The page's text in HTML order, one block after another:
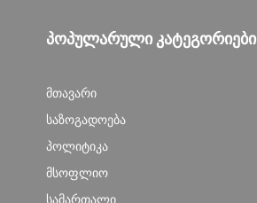
ᲞᲝᲞᲣᲚᲐᲠᲣᲚᲘ ᲙᲐᲢᲔᲒᲝᲠᲘᲔᲑᲘ
მთავარი
საზოგადოება
პოლიტიკა
მსოფლიო
სამართალი